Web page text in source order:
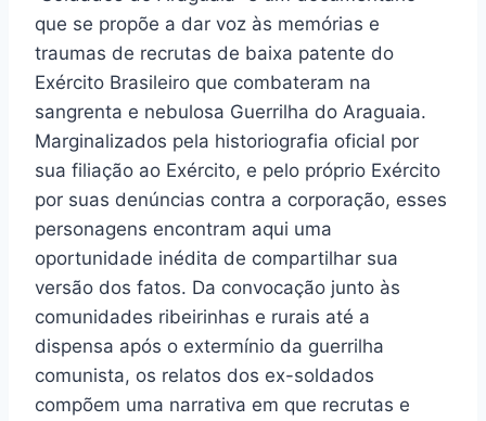
que se propõe a dar voz às memórias e
traumas de recrutas de baixa patente do
Exército Brasileiro que combateram na
sangrenta e nebulosa Guerrilha do Araguaia.
Marginalizados pela historiografia oficial por
sua filiação ao Exército, e pelo próprio Exército
por suas denúncias contra a corporação, esses
personagens encontram aqui uma
oportunidade inédita de compartilhar sua
versão dos fatos. Da convocação junto às
comunidades ribeirinhas e rurais até a
dispensa após o extermínio da guerrilha
comunista, os relatos dos ex-soldados
compõem uma narrativa em que recrutas e